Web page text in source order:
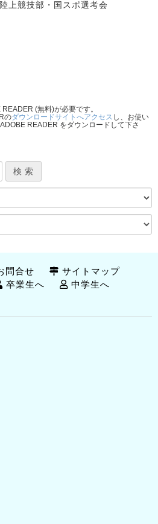
陸上競技部・国スポ選考会
(無料)が必要です。
のダウンロードサイトへアクセス し、お使い
READER をダウンロードして下さ
問合せ
サイトマップ
卒業生へ
中学生へ